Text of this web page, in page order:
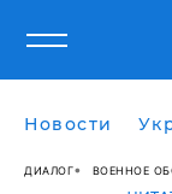
Новости
ДИАЛОГ ВОЕННОЕ